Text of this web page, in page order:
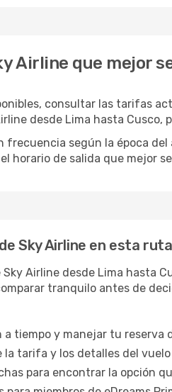
Airline que mejor
consultar las tarifas
desde Lima hasta
frecuencia según la época
horario de salida que mejor
Sky Airline en esta
Sky Airline desde Lima
tranquilo antes de
tiempo y manejar tu reserva
la tarifa y los detalles del
para encontrar la opción